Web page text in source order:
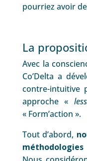
pourriez avoir
La
Avec la
Co’Delta a
contre-intuitive
approche «
« Form’action ».
Tout d’abord,